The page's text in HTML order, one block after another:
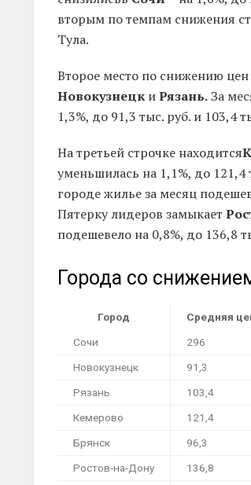
вторым по темпам снижения
Тула.
Второе место по снижению
Новокузнецк иРязань.За
1,3%, до 91,3 тыс. руб. и 103,4
На третьей строчке находится
уменьшилась на 1,1%, до 121,4
городе жилье за месяц
Пятерку лидеров замыкает
подешевело на 0,8%, до 136,8
Города со
Город Средняя
Сочи
296
Новокузнецк
91,3
Рязань
103,4
Кемерово
121,4
Брянск
96,3
Ростов-на-Дону
136,8